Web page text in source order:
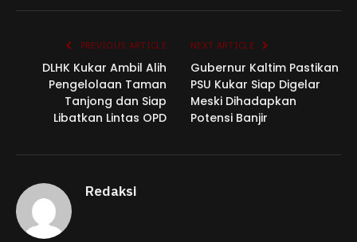
PREVIOUS ARTICLE
DLHK Kukar Ambil Alih
Pengelolaan Taman
Tanjong dan Siap
Libatkan Lintas OPD
NEXT ARTICLE
Gubernur Kaltim Pastikan
PSU Kukar Siap Digelar
Meski Dihadapkan
Potensi Banjir
Redaksi